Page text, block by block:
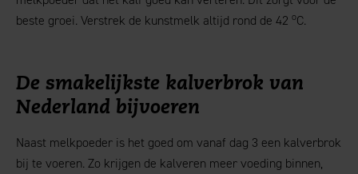
beste groei. Verstrek de kunstmelk altijd rond de 42 oC.
De smakelijkste kalverbrok van
Nederland bijvoeren
Naast melkpoeder is het goed om vanaf dag 3 een kalverbrok
bij te voeren. Zo krijgen de kalveren meer voeding binnen,